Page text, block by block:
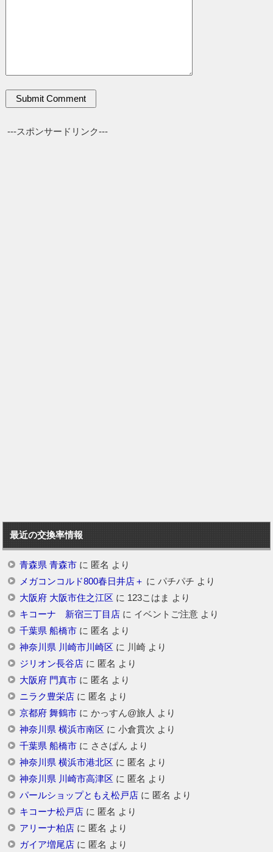
---スポンサードリンク---
最近の交換率情報
青森県 青森市に 匿名 より
メガコンコルド800春日井店＋ に パチパチ より
大阪府 大阪市住之江区 に 123こはま より
キコーナ 新宿三丁目店に イベントご注意より
千葉県 船橋市に 匿名 より
神奈川県 川崎市川崎区 に 川崎より
ジリオン長谷店に 匿名 より
大阪府 門真市に 匿名 より
ニラク豊栄店に 匿名 より
京都府 舞鶴市に かっすん@旅人 より
神奈川県 横浜市南区 に 小倉貫次 より
千葉県 船橋市に ささぱん より
神奈川県 横浜市港北区 に 匿名 より
神奈川県 川崎市高津区 に 匿名 より
パールショップともえ松戸店に 匿名 より
キコーナ松戸店に 匿名 より
アリーナ柏店に 匿名 より
ガイア増尾店に 匿名 より